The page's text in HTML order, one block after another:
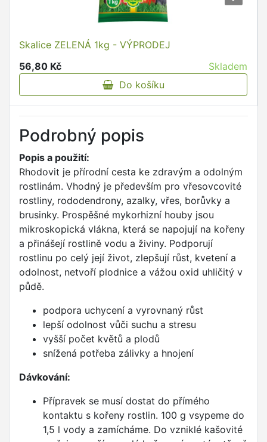
Skalice ZELENÁ 1kg - VÝPRODEJ
56,80 Kč
Skladem
Do košíku
Podrobný popis
Popis a použití:
Rhodovit je přírodní cesta ke zdravým a odolným
rostlinám. Vhodný je především pro vřesovcovité
rostliny, rododendrony, azalky, vřes, borůvky a
brusinky. Prospěšné mykorhizní houby jsou
mikroskopická vlákna, která se napojují na kořeny
a přinášejí rostlině vodu a živiny. Podporují
rostlinu po celý její život, zlepšují růst, kvetení a
odolnost, netvoří plodnice a vážou oxid uhličitý v
půdě.
podpora uchycení a vyrovnaný růst
lepší odolnost vůči suchu a stresu
vyšší počet květů a plodů
snížená potřeba zálivky a hnojení
Dávkování:
Přípravek se musí dostat do přímého
kontaktu s kořeny rostlin. 100 g vsypeme do
1,5 l vody a zamícháme. Do vzniklé kašovité